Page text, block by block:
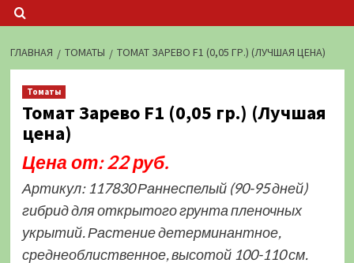
ГЛАВНАЯ ТОМАТЫ ТОМАТ ЗАРЕВО F1 (0,05 ГР.) (ЛУЧШАЯ ЦЕНА)
Томаты
Томат Зарево F1 (0,05 гр.) (Лучшая
цена)
Цена от: 22 руб.
Артикул: 117830 Раннеспелый (90-95 дней)
гибрид для открытого грунта пленочных
укрытий. Растение детерминантное,
среднеоблиственное, высотой 100-110 см.